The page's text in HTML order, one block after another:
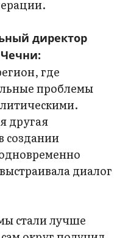
директор
где
проблемы
другая
создании
диалог
стали лучше